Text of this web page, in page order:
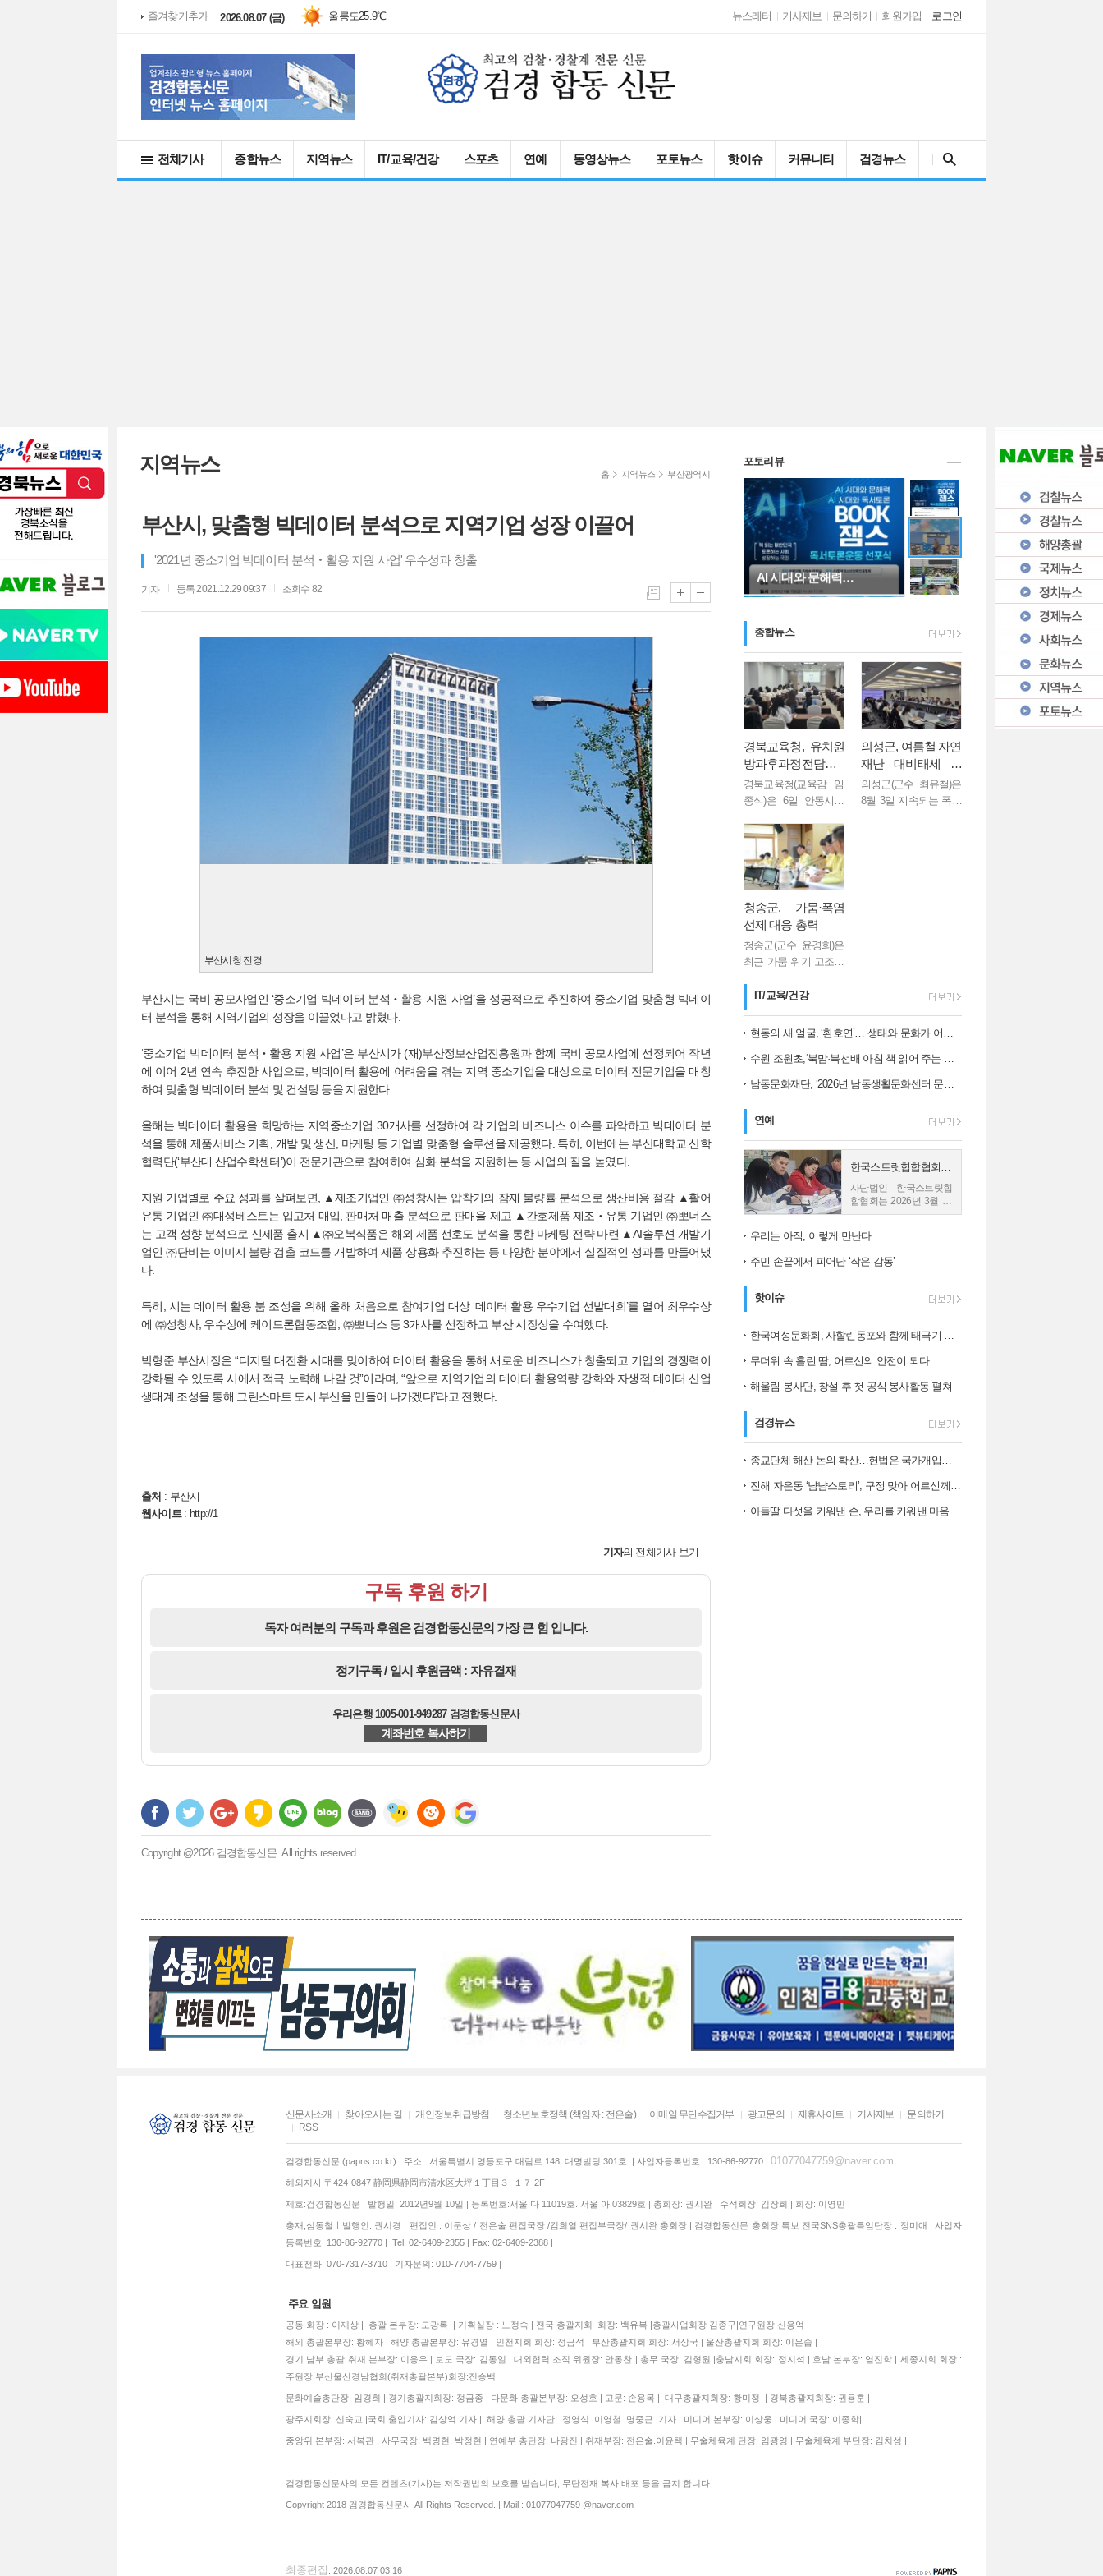
즐겨찾기추가 2026.08.07 (금) 울릉도25.9℃
수원28.0℃ 뉴스레터 기사제보 문의하기 회원가입 로그인
전체기사 종합뉴스 지역뉴스 IT/교육/건강 스포츠 연예 동영상뉴스 포토뉴스 핫이슈 커뮤니티 검경뉴스
지역뉴스 홈 지역뉴스 부산광역시
부산시, 맞춤형 빅데이터 분석으로 지역기업 성장 이끌어
'2021년 중소기업 빅데이터 분석‧활용 지원 사업' 우수성과 창출
기자 등록 2021.12.29 09:37 조회수 82
부산시청 전경
부산시는 국비 공모사업인 ‘중소기업 빅데이터 분석‧활용 지원 사업’을 성공적으로 추진하여 중소기업 맞춤형 빅데이
터 분석을 통해 지역기업의 성장을 이끌었다고 밝혔다.
‘중소기업 빅데이터 분석‧활용 지원 사업’은 부산시가 (재)부산정보산업진흥원과 함께 국비 공모사업에 선정되어 작년
에 이어 2년 연속 추진한 사업으로, 빅데이터 활용에 어려움을 겪는 지역 중소기업을 대상으로 데이터 전문기업을 매칭
하여 맞춤형 빅데이터 분석 및 컨설팅 등을 지원한다.
올해는 빅데이터 활용을 희망하는 지역중소기업 30개사를 선정하여 각 기업의 비즈니스 이슈를 파악하고 빅데이터 분
석을 통해 제품서비스 기획, 개발 및 생산, 마케팅 등 기업별 맞춤형 솔루션을 제공했다. 특히, 이번에는 부산대학교 산학
협력단(‘부산대 산업수학센터’)이 전문기관으로 참여하여 심화 분석을 지원하는 등 사업의 질을 높였다.
지원 기업별로 주요 성과를 살펴보면, ▲제조기업인 ㈜성창사는 압착기의 잠재 불량률 분석으로 생산비용 절감 ▲활어
유통 기업인 ㈜대성베스트는 입고처 매입, 판매처 매출 분석으로 판매율 제고 ▲간호제품 제조‧유통 기업인 ㈜뽀너스
는 고객 성향 분석으로 신제품 출시 ▲㈜오복식품은 해외 제품 선호도 분석을 통한 마케팅 전략 마련 ▲AI솔루션 개발기
업인 ㈜단비는 이미지 불량 검출 코드를 개발하여 제품 상용화 추진하는 등 다양한 분야에서 실질적인 성과를 만들어냈
다.
특히, 시는 데이터 활용 붐 조성을 위해 올해 처음으로 참여기업 대상 ‘데이터 활용 우수기업 선발대회’를 열어 최우수상
에 ㈜성창사, 우수상에 케이드론협동조합, ㈜뽀너스 등 3개사를 선정하고 부산 시장상을 수여했다.
박형준 부산시장은 “디지털 대전환 시대를 맞이하여 데이터 활용을 통해 새로운 비즈니스가 창출되고 기업의 경쟁력이
강화될 수 있도록 시에서 적극 노력해 나갈 것”이라며, “앞으로 지역기업의 데이터 활용역량 강화와 자생적 데이터 산업
생태계 조성을 통해 그린스마트 도시 부산을 만들어 나가겠다”라고 전했다.
출처 : 부산시
웹사이트: http://1
기자의 전체기사 보기
구독 후원 하기
독자 여러분의 구독과 후원은 검경합동신문의 가장 큰 힘 입니다.
정기구독 / 일시 후원금액 : 자유결재
우리은행 1005-001-949287 검경합동신문사
계좌번호 복사하기
Copyright @2026 검경합동신문. All rights reserved.
포토리뷰
AI 시대와 문해력…
"아버지, 그 이름…
인천시 남동구자율방…
종합뉴스
경북교육청, 유치원
방과후과정전담사
역량 강화 연수 실시
경북교육청(교육감 임
종식)은 6일 안동시에
에서 도내 유치원방과
후과정전담사 60여 명
을 대상으로 ‘2026년 유
치원방과후과정전담사
했다...
의성군, 여름철 자연
재난 대비태세 점
검... 군민 안전 총력
의성군(군수 최유철)은
8월 3일 지속되는 폭염
청송군, 가뭄·폭염
선제 대응 총력
청송군(군수 윤경희)은
최근 가뭄 위기 고조와
해를 최소화하기 위해
6일 긴급 대책회의를
개최하고 주요 현장을
대응에 나섰다. ...
IT/교육/건강
현동의 새 얼굴, ‘환호연’… 생태와 문화가 어우러진 주민 명소로 거듭나…
수원 조원초,‘북맘·북선배 아침 책 읽어 주는 날’운영
남동문화재단, ‘2026년 남동생활문화센터 문화예술 교육 아카데미 1학…
연예
한국스트릿힙합협회, 몽골 친바트 노민 재단과 업무협약 체결
사단법인 한국스트릿힙
합협회는 2026년 3월 26
일 몽골의 재단법인 친바
(MOU)을 체결했다고 밝
힙합협회와...
우리는 아직, 이렇게 만난다
주민 손끝에서 피어난 ‘작은 감동’
핫이슈
한국여성문화회, 사할린동포와 함께 태극기 그리며 ‘나라 사랑’ 되새겨
무더위 속 흘린 땀, 어르신의 안전이 되다
해울림 봉사단, 창설 후 첫 공식 봉사활동 펼쳐
검경뉴스
종교단체 해산 논의 확산…헌법은 국가개입의 한계를 어떻게 보나
진해 자은동 ‘냠냠스토리’, 구정 맞아 어르신께 ‘따뜻한 한 끼, 떡국’…
아들딸 다섯을 키워낸 손, 우리를 키워낸 마음
신문사소개 찾아오시는 길 개인정보취급방침 청소년보호정책 (책임자 : 전은술) 이메일 무단수집거부 광고문의 제휴사이트 기사제보
문의하기
RSS
검경합동신문 (papns.co.kr) | 주소 : 서울특별시 영등포구 대림로 148 대명빌딩 301호 | 사업자등록번호 : 130-86-92770 | 01077047759@naver.com
해외지사 〒424-0847 静岡県静岡市清水区大坪１丁目３−１７ 2F
제호:검경합동신문 | 발행일: 2012년9월 10일 | 등록번호:서울 다 11019호. 서울 아.03829호 | 총회장: 권시완 | 수석회장: 김장희 | 회장: 이영민 |
총재;심동철ㅣ발행인: 권시경 | 편집인 : 이문상 / 전은술 편집국장 /김희열 편집부국장/ 권시완 총회장 | 검경합동신문 총회장 특보 전국SNS총괄특임단장 : 정미애 | 사업자
등록번호: 130-86-92770 | Tel: 02-6409-2355 | Fax: 02-6409-2388 |
대표전화: 070-7317-3710 , 기자문의: 010-7704-7759 |
주요 임원
공동 회장 : 이재상 | 총괄 본부장: 도광록 | 기획실장 : 노정숙 | 전국 총괄지회 회장: 백유복 |총괄사업회장 김종구|연구원장:신용억
해외 총괄본부장: 황혜자 | 해양 총괄본부장: 유경열 | 인천지회 회장: 정금석 | 부산총괄지회 회장: 서상국 | 울산총괄지회 회장: 이은습 |
경기 남부 총괄 취재 본부장: 이응우 | 보도 국장: 김동일 | 대외협력 조직 위원장: 안동찬 | 총무 국장: 김형원 |충남지회 회장: 정지석 | 호남 본부장: 염진학 | 세종지회 회장 :
주원장|부산울산경남협회(취재총괄본부)회장:진승백
문화예술총단장: 임경희 | 경기총괄지회장: 정금종 | 다문화 총괄본부장: 오성호 | 고문: 손용목 | 대구총괄지회장: 황미정 | 경북총괄지회장: 권용훈 |
광주지회장: 신숙교 |국회 출입기자: 김상억 기자 | 해양 총괄 기자단: 정영식. 이영철. 명중근. 기자 | 미디어 본부장: 이상웅 | 미디어 국장: 이종학|
중앙위 본부장: 서복관 | 사무국장: 백명현, 박정현 | 연예부 총단장: 나광진 | 취재부장: 전은술.이윤택 | 무술체육계 단장: 임광영 | 무술체육계 부단장: 김치성 |
검경합동신문사의 모든 컨텐츠(기사)는 저작권법의 보호를 받습니다, 무단전재.복사.배포.등을 금지 합니다.
Copyright 2018 검경합동신문사 All Rights Reserved. | Mail : 01077047759 @naver.com
최종편집 : 2026.08.07 03:16